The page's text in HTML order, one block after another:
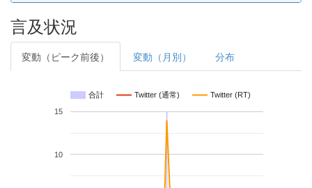
言及状況
変動（ピーク前後） 変動（月別） 分布
合計 Twitter (通常) Twitter (RT)
10
15